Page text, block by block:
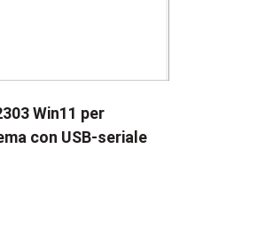
Win11 per
con USB-seriale